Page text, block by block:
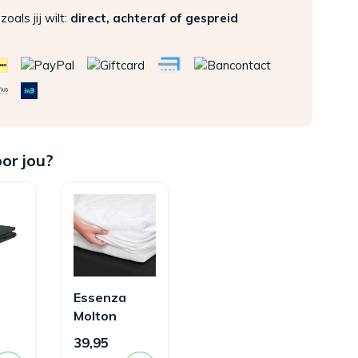
jij wilt: direct, achteraf of gespreid
jou?
Essenza
Molton
Hoeslaken
39,95